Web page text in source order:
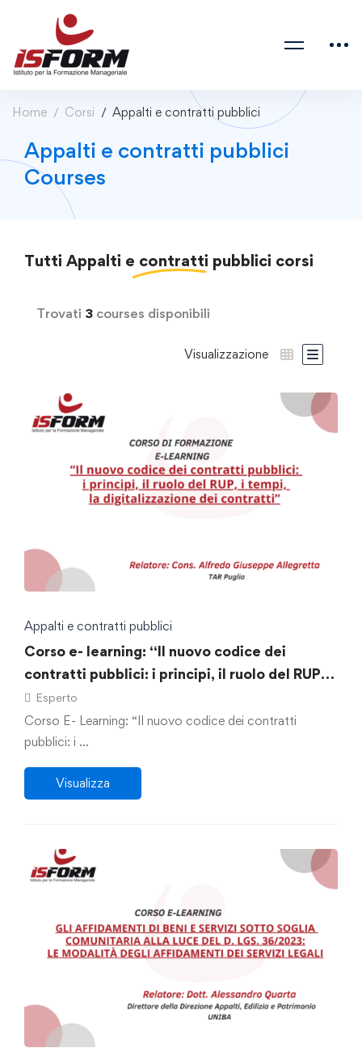
Home Corsi Appalti e contratti pubblici
Appalti e contratti pubblici
Courses
Tutti Appalti e contratti pubblici corsi
Trovati 3 courses disponibili
Visualizzazione
Appalti e contratti pubblici
Corso e- learning: “Il nuovo codice dei
contratti pubblici: i principi, il ruolo del RUP, i
tempi, la digitalizzazione dei contratti”.
Esperto
Corso E- Learning: “Il nuovo codice dei contratti
pubblici: i …
Visualizza